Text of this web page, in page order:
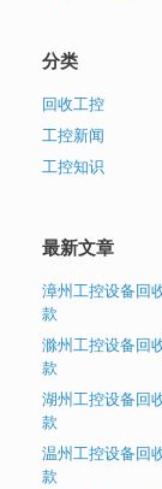
分类
回收工控
工控新闻
工控知识
最新文章
漳州工控设备回
款
滁州工控设备回
款
湖州工控设备回
款
温州工控设备回
款